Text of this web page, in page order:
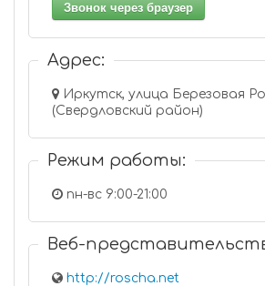
Звонок через браузер
Адрес:
Иркутск, улица Березовая
(Свердловский район)
Режим работы:
пн-вс 9:00-21:00
Веб-
http://roscha.net